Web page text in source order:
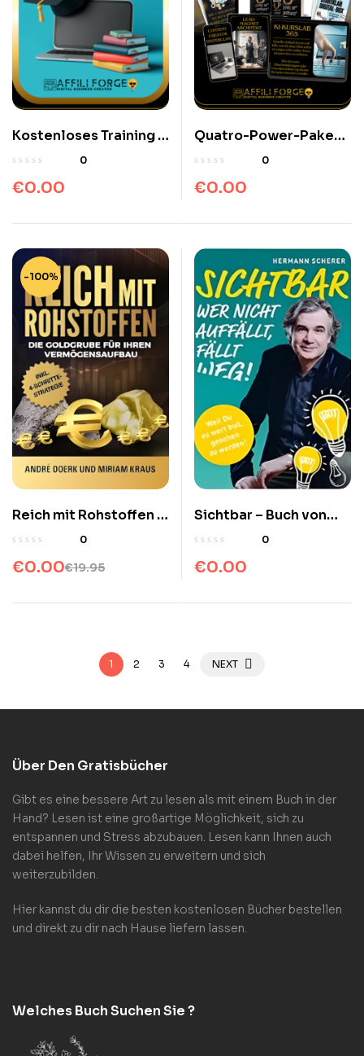
Kostenloses Training –
Automatisierte
Kostenloses
0
€0.00
Quatro-Power-Paket
Mitgliederbereich und
0
€0.00
-100%
Reich mit Rohstoffen –
André Doerk & Miriam
0
€19.95
€0.00
Sichtbar – Buch von
Hermann Scherer
0
€0.00
1 2 3 4 NEXT
Über Den Gratisbücher
Gibt es eine bessere Art zu lesen als mit einem Buch in der
Hand? Lesen ist eine großartige Möglichkeit, sich zu
entspannen und Stress abzubauen. Lesen kann Ihnen auch
dabei helfen, Ihr Wissen zu erweitern und sich
weiterzubilden.
Hier kannst du dir die besten kostenlosen Bücher bestellen
und direkt zu dir nach Hause liefern lassen.
Welches Buch Suchen Sie ?